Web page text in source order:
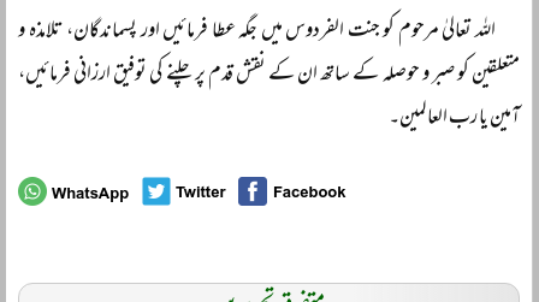
اللہ تعالیٰ مرحوم کو جنت الفردوس میں جگہ عطا فرمائیں اور پسماندگان، تلامذہ و
متعلقین کو صبر و حوصلہ کے ساتھ ان کے نقش قدم پر چلنے کی توفیق ارزانی فرمائیں،
آمین یا رب العالمین۔